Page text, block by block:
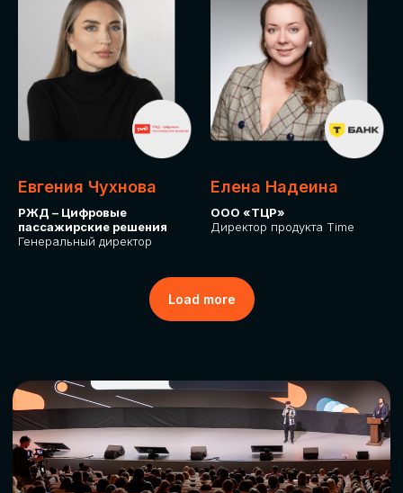
Евгения Чухнова
РЖД – Цифровые
пассажирские решения
Генеральный директор
Елена Надеина
ООО «ТЦР»
Директор продукта Time
Load more